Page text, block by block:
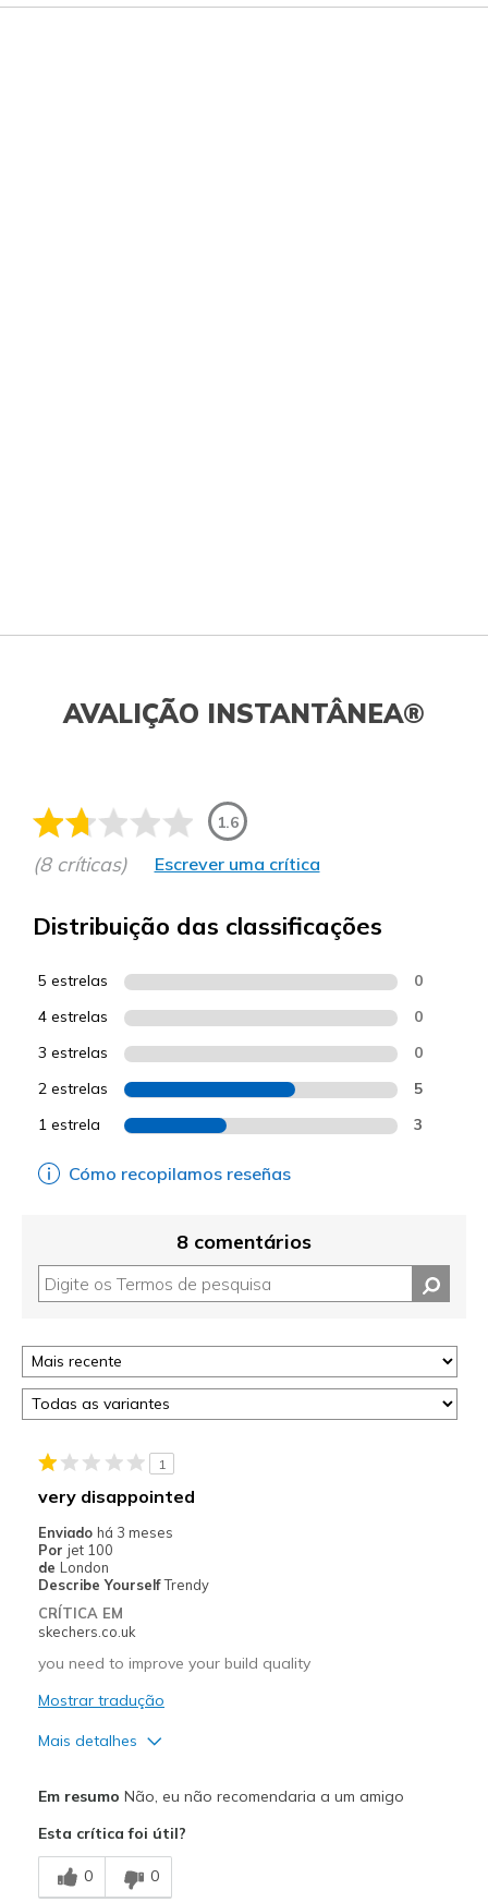
AVALIÇÃO INSTANTÂNEA®
1.6
(8 críticas) Escrever uma crítica
Distribuição das classificações
5 estrelas 0
4 estrelas 0
3 estrelas 0
2 estrelas 5
1 estrela 3
Cómo recopilamos reseñas
8 comentários
1
very disappointed
Enviado há 3 meses
Por jet 100
de London
Describe YourselfTrendy
CRÍTICA EM
skechers.co.uk
you need to improve your build quality
Mostrar tradução
Mais detalhes
Contras
Poor Quality
Em resumo Não, eu não recomendaria a um amigo
Esta crítica foi útil?
0 0